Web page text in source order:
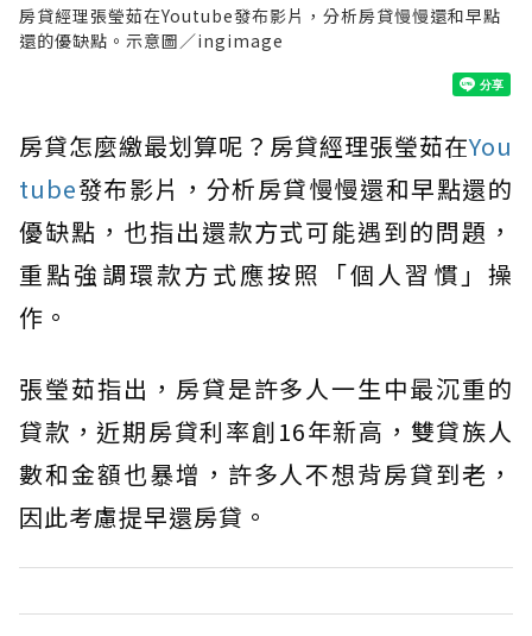
房貸經理張瑩茹在Youtube發布影片，分析房貸慢慢還和早點
還的優缺點。示意圖／ingimage
房貸怎麼繳最划算呢？房貸經理張瑩茹在You
tube發布影片，分析房貸慢慢還和早點還的
優缺點，也指出還款方式可能遇到的問題，
重點強調環款方式應按照「個人習慣」操
作。
張瑩茹指出，房貸是許多人一生中最沉重的
貸款，近期房貸利率創16年新高，雙貸族人
數和金額也暴增，許多人不想背房貸到老，
因此考慮提早還房貸。